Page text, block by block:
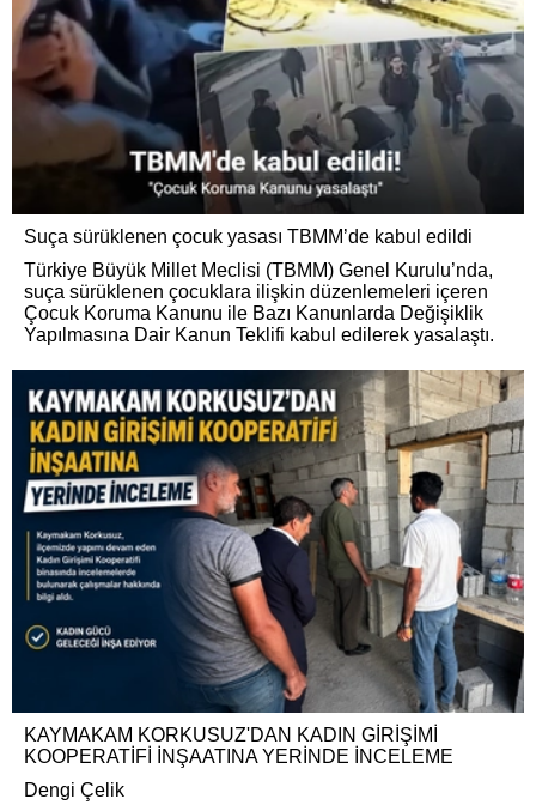
Suça sürüklenen çocuk yasası TBMM’de kabul edildi
Türkiye Büyük Millet Meclisi (TBMM) Genel Kurulu’nda,
suça sürüklenen çocuklara ilişkin düzenlemeleri içeren
Çocuk Koruma Kanunu ile Bazı Kanunlarda Değişiklik
Yapılmasına Dair Kanun Teklifi kabul edilerek yasalaştı.
KAYMAKAM KORKUSUZ'DAN KADIN GİRİŞİMİ
KOOPERATİFİ İNŞAATINA YERİNDE İNCELEME
Dengi Çelik